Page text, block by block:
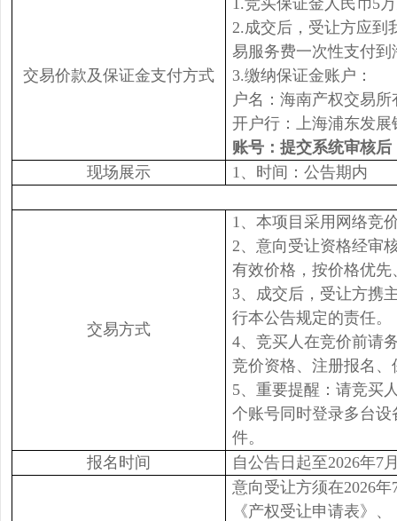
交易价款及保证金支付方式
1.竞买保证金人民币5
2.成交后，受让方应到
易服务费一次性支付
3.缴纳保证金账户：
户名：海南产权交易所
开户行：上海浦东发
账号： 提交系统审核
现场展示
1、时间：公告期内
交易方式
1、本项目采用网络竞
2、意向受让资格经审
有效价格，按价格优
3、成交后，受让方携
行本公告规定的责任。
4、竞买人在竞价前请
竞价资格、注册报名
5、重要提醒：请竞买
个账号同时登录多台
件。
报名时间
自公告日起至2026年7
意向受让方须在2026
《产权受让申请表》